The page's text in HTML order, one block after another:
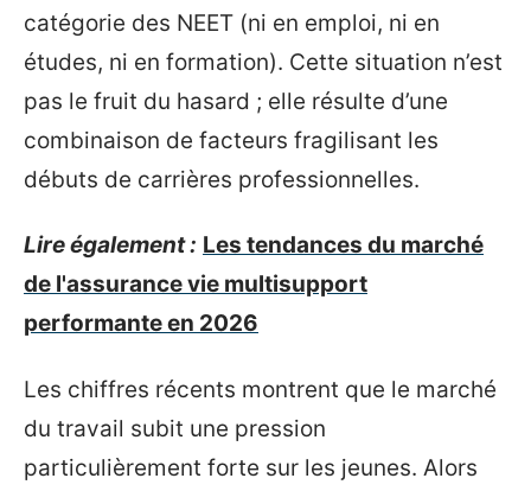
catégorie des NEET (ni en emploi, ni en
études, ni en formation). Cette situation n’est
pas le fruit du hasard ; elle résulte d’une
combinaison de facteurs fragilisant les
débuts de carrières professionnelles.
Lire également : Les tendances du marché
de l'assurance vie multisupport
performante en 2026
Les chiffres récents montrent que le marché
du travail subit une pression
particulièrement forte sur les jeunes. Alors